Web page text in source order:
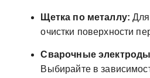
Щетка по металлу: Для
очистки поверхности
Сварочные
Выбирайте в